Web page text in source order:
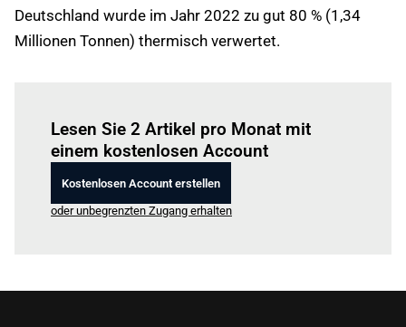
Deutschland wurde im Jahr 2022 zu gut 80 % (1,34
Millionen Tonnen) thermisch verwertet.
Lesen Sie 2 Artikel pro Monat mit
einem kostenlosen Account
Kostenlosen Account erstellen
oder unbegrenzten Zugang erhalten